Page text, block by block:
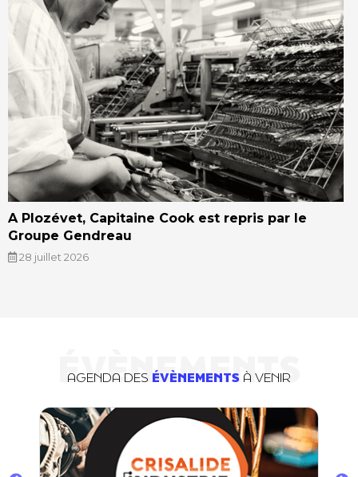
A Plozévet, Capitaine Cook est repris par le
Groupe Gendreau
28 juillet 2026
ÉVÈNEMENTS
AGENDA DES ÉVÈNEMENTS À VENIR